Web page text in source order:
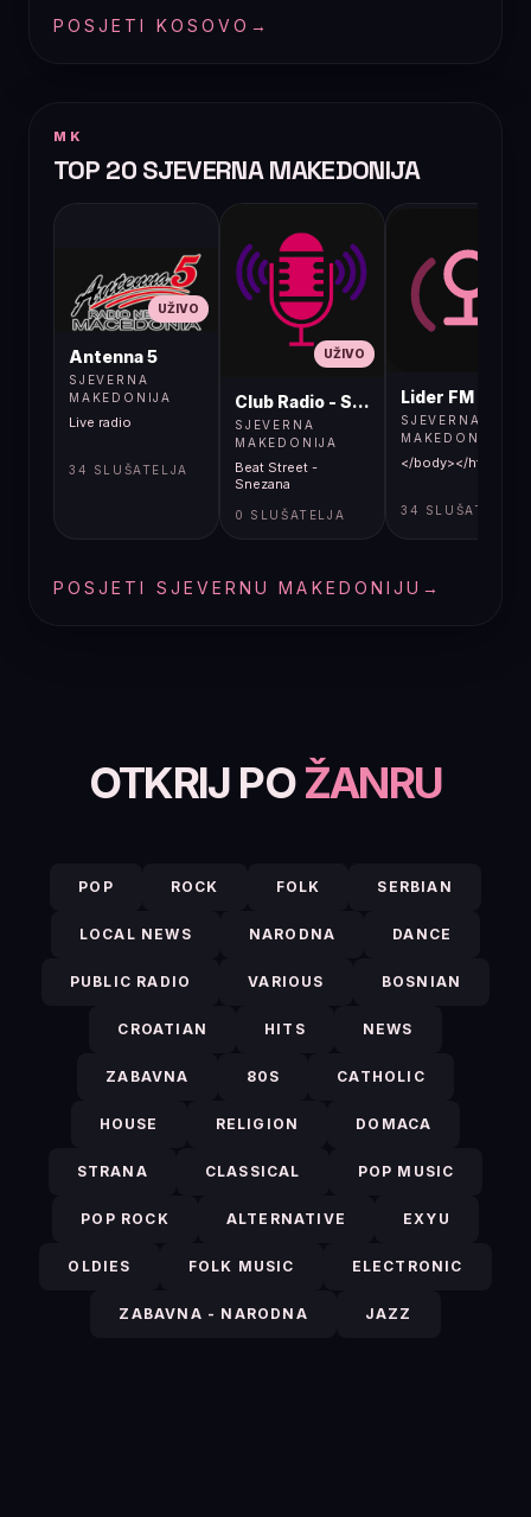
POSJETI KOSOVO →
MK
TOP 20 SJEVERNA MAKEDONIJA
UŽIVO
Antenna 5
SJEVERNA
MAKEDONIJA
Live radio
34 SLUŠATELJA
UŽIVO
Club Radio - Skopje, Mcedonia
SJEVERNA
MAKEDONIJA
Beat Street -
Snezana
0 SLUŠATELJA
Lider FM 107,4
SJEVERNA
MAKEDONIJA
</body></html>
34 SLUŠATELJA
POSJETI SJEVERNU MAKEDONIJU →
OTKRIJ POŽANRU
POP ROCK FOLK SERBIAN
LOCAL NEWS NARODNA DANCE
PUBLIC RADIO VARIOUS BOSNIAN
CROATIAN HITS NEWS
ZABAVNA 80S CATHOLIC
HOUSE RELIGION DOMACA
STRANA CLASSICAL POP MUSIC
POP ROCK ALTERNATIVE EXYU
OLDIES FOLK MUSIC ELECTRONIC
ZABAVNA - NARODNA JAZZ